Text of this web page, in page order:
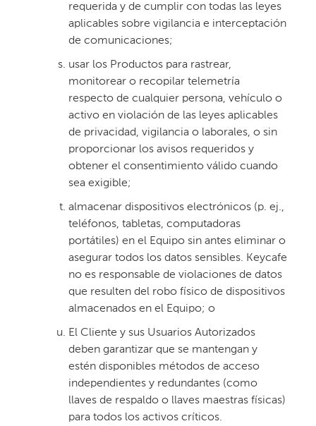
requerida y de cumplir con todas las leyes
aplicables sobre vigilancia e interceptación
de comunicaciones;
usar los Productos para rastrear,
monitorear o recopilar telemetría
respecto de cualquier persona, vehículo o
activo en violación de las leyes aplicables
de privacidad, vigilancia o laborales, o sin
proporcionar los avisos requeridos y
obtener el consentimiento válido cuando
sea exigible;
almacenar dispositivos electrónicos (p. ej.,
teléfonos, tabletas, computadoras
portátiles) en el Equipo sin antes eliminar o
asegurar todos los datos sensibles. Keycafe
no es responsable de violaciones de datos
que resulten del robo físico de dispositivos
almacenados en el Equipo; o
El Cliente y sus Usuarios Autorizados
deben garantizar que se mantengan y
estén disponibles métodos de acceso
independientes y redundantes (como
llaves de respaldo o llaves maestras físicas)
para todos los activos críticos.